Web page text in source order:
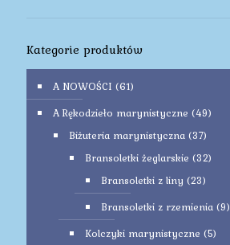
Kategorie produktów
A NOWOŚCI (61)
A Rękodzieło marynistyczne (49)
Biżuteria marynistyczna (37)
Bransoletki żeglarskie (32)
Bransoletki z liny (23)
Bransoletki z rzemienia (9)
Kolczyki marynistyczne (5)